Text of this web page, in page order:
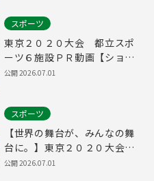
スポーツ
東京２０２０大会 都立スポ
ーツ６施設ＰＲ動画【ショー
ト】
公開2026.07.01
スポーツ
【世界の舞台が、みんなの舞
台に。】東京２０２０大会
都立スポーツ６施設ＰＲ動画
公開2026.07.01